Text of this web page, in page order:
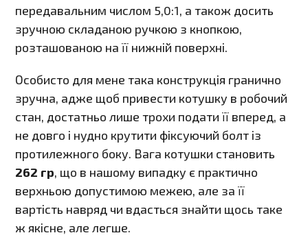
передавальним числом 5,0:1, а також досить
зручною складаною ручкою з кнопкою,
розташованою на її нижній поверхні.
Особисто для мене така конструкція гранично
зручна, адже щоб привести котушку в робочий
стан, достатньо лише трохи подати її вперед, а
не довго і нудно крутити фіксуючий болт із
протилежного боку. Вага котушки становить
262 гр, що в нашому випадку є практично
верхньою допустимою межею, але за її
вартість навряд чи вдасться знайти щось таке
ж якісне, але легше.